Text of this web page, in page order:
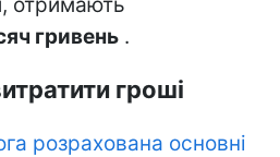
гривень .
гроші
розрахована основні